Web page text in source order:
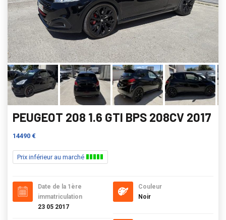
PEUGEOT 208 1.6 GTI BPS 208CV 2017
14490 €
Prix inférieur au marché
Date de la 1ère
immatriculation
23 05 2017
Couleur
Noir